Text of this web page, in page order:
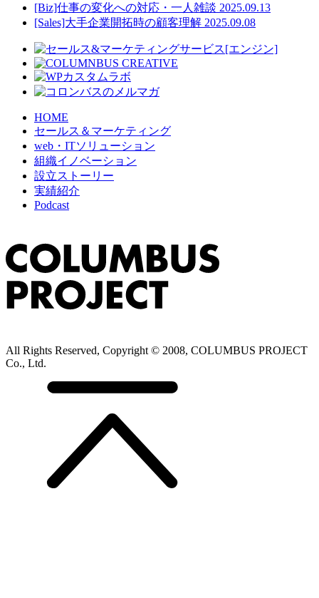
[Biz]仕事の変化への対応・一人雑談 2025.09.13
[Sales]大手企業開拓時の顧客理解 2025.09.08
HOME
セールス＆マーケティング
web・ITソリューション
組織イノベーション
設立ストーリー
実績紹介
Podcast
All Rights Reserved, Copyright © 2008, COLUMBUS PROJECT
Co., Ltd.